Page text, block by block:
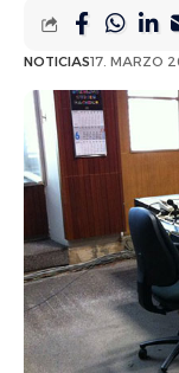
NOTICIAS17. MARZO